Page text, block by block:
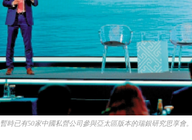
已有50家中國私營公司參與亞太區版本的瑞銀研究思享會